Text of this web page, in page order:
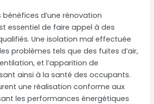
bénéfices d’une rénovation
essentiel de faire appel à des
Une isolation mal effectuée
problèmes tels que des fuites d’air,
et l’apparition de
ainsi à la santé des occupants.
une réalisation conforme aux
les performances énergétiques